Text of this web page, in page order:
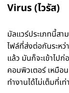
Virus (ไวรัส)
มัลแวร์ประเภทนี้สา
ไฟล์ที่ส่งต่อกันระหว่
แล้ว มันก็จะเข้าไป
คอมพิวเตอร์ เหมือน
ทำงานได้ไม่เต็มที่เ